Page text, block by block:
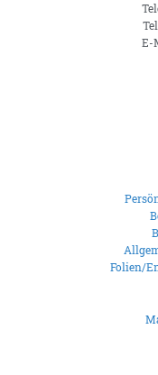
E-
Folien/